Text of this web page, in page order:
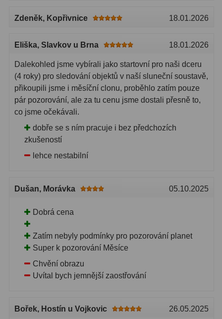
Zdeněk, Kopřivnice 18.01.2026
Eliška, Slavkov u Brna 18.01.2026
Dalekohled jsme vybírali jako startovní pro naši dceru
(4 roky) pro sledování objektů v naší sluneční soustavě,
přikoupili jsme i měsíční clonu, proběhlo zatím pouze
pár pozorování, ale za tu cenu jsme dostali přesně to,
co jsme očekávali.
dobře se s ním pracuje i bez předchozích
zkušeností
lehce nestabilní
Dušan, Morávka 05.10.2025
Dobrá cena
Zatím nebyly podmínky pro pozorování planet
Super k pozorování Měsíce
Chvění obrazu
Uvítal bych jemnější zaostřování
Bořek, Hostín u Vojkovic 26.05.2025